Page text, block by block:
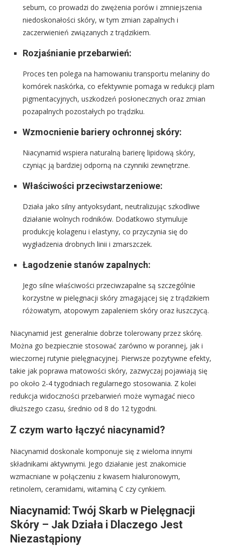
sebum, co prowadzi do zwężenia porów i zmniejszenia
niedoskonałości skóry, w tym zmian zapalnych i
zaczerwienień związanych z trądzikiem.
Rozjaśnianie przebarwień:
Proces ten polega na hamowaniu transportu melaniny do
komórek naskórka, co efektywnie pomaga w redukcji plam
pigmentacyjnych, uszkodzeń posłonecznych oraz zmian
pozapalnych pozostałych po trądziku.
Wzmocnienie bariery ochronnej skóry:
Niacynamid wspiera naturalną barierę lipidową skóry,
czyniąc ją bardziej odporną na czynniki zewnętrzne.
Właściwości przeciwstarzeniowe:
Działa jako silny antyoksydant, neutralizując szkodliwe
działanie wolnych rodników. Dodatkowo stymuluje
produkcję kolagenu i elastyny, co przyczynia się do
wygładzenia drobnych linii i zmarszczek.
Łagodzenie stanów zapalnych:
Jego silne właściwości przeciwzapalne są szczególnie
korzystne w pielęgnacji skóry zmagającej się z trądzikiem
różowatym, atopowym zapaleniem skóry oraz łuszczycą.
Niacynamid jest generalnie dobrze tolerowany przez skórę.
Można go bezpiecznie stosować zarówno w porannej, jak i
wieczornej rutynie pielęgnacyjnej. Pierwsze pozytywne efekty,
takie jak poprawa matowości skóry, zazwyczaj pojawiają się
po około 2-4 tygodniach regularnego stosowania. Z kolei
redukcja widoczności przebarwień może wymagać nieco
dłuższego czasu, średnio od 8 do 12 tygodni.
Z czym warto łączyć niacynamid?
Niacynamid doskonale komponuje się z wieloma innymi
składnikami aktywnymi. Jego działanie jest znakomicie
wzmacniane w połączeniu z kwasem hialuronowym,
retinolem, ceramidami, witaminą C czy cynkiem.
Niacynamid: Twój Skarb w Pielęgnacji
Skóry – Jak Działa i Dlaczego Jest
Niezastąpiony